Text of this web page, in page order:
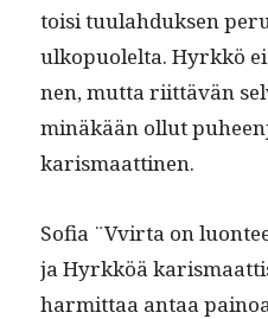
toisi tuu­lah­duk­sen
ulkop­uolelta. Hyrkkö
nen, mut­ta riit­tävän
minäkään ollut
karismaattinen.
Sofia ¨Vvir­ta on
ja Hyrkköä
har­mit­taa antaa